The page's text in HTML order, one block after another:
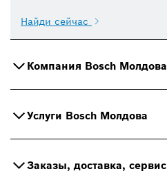
Найди сейчас
Компания Bosch Молдова
Услуги Bosch Молдова
Заказы, доставка, сервис